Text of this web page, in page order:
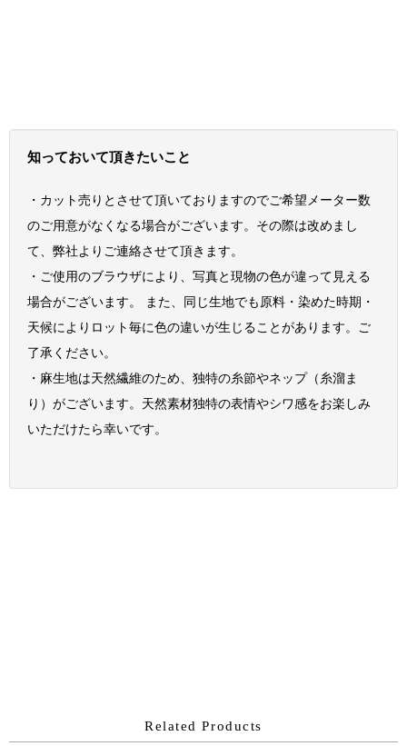
知っておいて頂きたいこと
・カット売りとさせて頂いておりますのでご希望メーター数
のご用意がなくなる場合がございます。その際は改めまし
て、弊社よりご連絡させて頂きます。
・ご使用のブラウザにより、写真と現物の色が違って見える
場合がございます。 また、同じ生地でも原料・染めた時期・
天候によりロット毎に色の違いが生じることがあります。ご
了承ください。
・麻生地は天然繊維のため、独特の糸節やネップ（糸溜ま
り）がございます。天然素材独特の表情やシワ感をお楽しみ
いただけたら幸いです。
Related Products